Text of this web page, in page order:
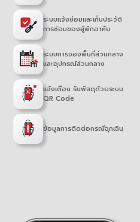
ระบบแจ้งซ่อมและเก็บประวัติ
การซ่อมของผู้พักอาศัย
ระบบการจองพื้นที่ส่วนกลาง
และอุปกรณ์ส่วนกลาง
แจ้งเตือน รับพัสดุด้วยระบบ
QR Code
ข้อมูลการติดต่อกรณีฉุกเฉิน